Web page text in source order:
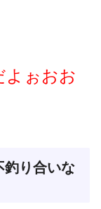
よぉおお
り合いな